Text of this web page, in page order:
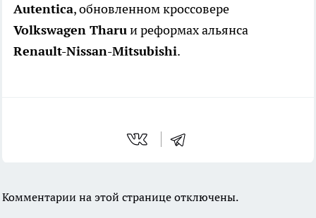
Autentica, обновленном кроссовере
Volkswagen Tharuи реформах альянса
Renault-Nissan-Mitsubishi.
Комментарии на этой странице отключены.